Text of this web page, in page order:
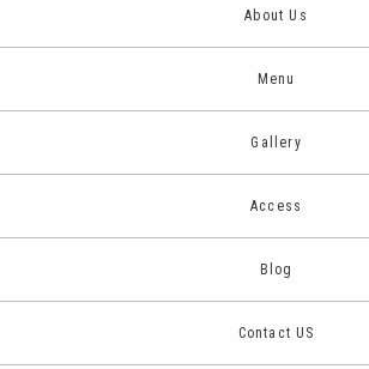
About Us
Menu
Gallery
Access
Blog
Contact US